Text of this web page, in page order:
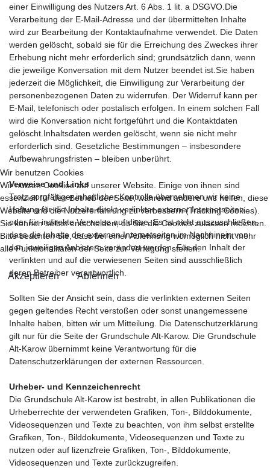
einer Einwilligung des Nutzers Art. 6 Abs. 1 lit. a DSGVO.Die
Verarbeitung der E-Mail-Adresse und der übermittelten Inhalte
wird zur Bearbeitung der Kontaktaufnahme verwendet. Die Daten
werden gelöscht, sobald sie für die Erreichung des Zweckes ihrer
Erhebung nicht mehr erforderlich sind; grundsätzlich dann, wenn
die jeweilige Konversation mit dem Nutzer beendet ist.Sie haben
jederzeit die Möglichkeit, die Einwilligung zur Verarbeitung der
personenbezogenen Daten zu widerrufen. Der Widerruf kann per
E-Mail, telefonisch oder postalisch erfolgen. In einem solchen Fall
wird die Konversation nicht fortgeführt und die Kontaktdaten
gelöscht.Inhaltsdaten werden gelöscht, wenn sie nicht mehr
erforderlich sind. Gesetzliche Bestimmungen – insbesondere
Aufbewahrungsfristen – bleiben unberührt.
Verweise und Links
Trotz sorgfältiger inhaltlicher Kontrolle übernehmen wir keine
Haftung für die Inhalte direkt verlinkter externer Internetseiten
oder für indirekte Verweise auf diese. Es ist nicht auszuschließen,
dass die Inhalte der externen Internetseiten im Nachhinein von
den jeweiligen Anbietern verändert werden. Für den Inhalt der
verlinkten und auf die verwiesenen Seiten sind ausschließlich
deren Betreiber verantwortlich.
Sollten Sie der Ansicht sein, dass die verlinkten externen Seiten
gegen geltendes Recht verstoßen oder sonst unangemessene
Inhalte haben, bitten wir um Mitteilung. Die Datenschutzerklärung
gilt nur für die Seite der Grundschule Alt-Karow. Die Grundschule
Alt-Karow übernimmt keine Verantwortung für die
Datenschutzerklärungen der externen Ressourcen.
Urheber- und Kennzeichenrecht
Die Grundschule Alt-Karow ist bestrebt, in allen Publikationen die
Urheberrechte der verwendeten Grafiken, Ton-, Bilddokumente,
Videosequenzen und Texte zu beachten, von ihm selbst erstellte
Grafiken, Ton-, Bilddokumente, Videosequenzen und Texte zu
nutzen oder auf lizenzfreie Grafiken, Ton-, Bilddokumente,
Videosequenzen und Texte zurückzugreifen.
Wir benutzen Cookies
Wir nutzen Cookies auf unserer Website. Einige von ihnen sind
essenziell für den Betrieb der Seite, während andere uns helfen, diese
Website und die Nutzererfahrung zu verbessern (Tracking Cookies).
Sie können selbst entscheiden, ob Sie die Cookies zulassen möchten.
Bitte beachten Sie, dass bei einer Ablehnung womöglich nicht mehr
alle Funktionalitäten der Seite zur Verfügung stehen.
Akzeptieren Ablehnen